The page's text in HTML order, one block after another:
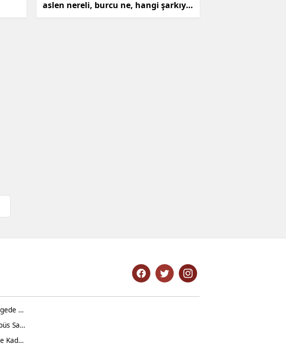
aslen nereli, burcu ne, hangi şarkıyla
Tokat hangi bölgede yer alır?
Tokat Halk Otobüs Saatleri
Tokat Nüfusu Ne Kadar 2024